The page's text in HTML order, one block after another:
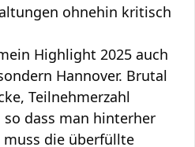
ohnehin kritisch
Highlight 2025 auch
Hannover. Brutal
Teilnehmerzahl
so dass man hinterher
die überfüllte